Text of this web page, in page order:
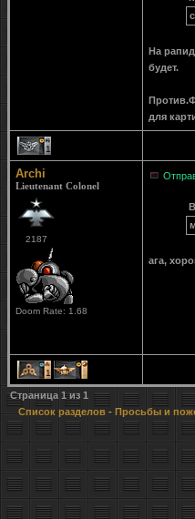
На
будет.
для
1
Archi
Lieutenant Colonel
2187
Doom Rate: 1.68
ага,
1 1
Страница 1из 1
Список разделов - Просьбы и